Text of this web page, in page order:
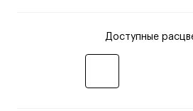
Доступные